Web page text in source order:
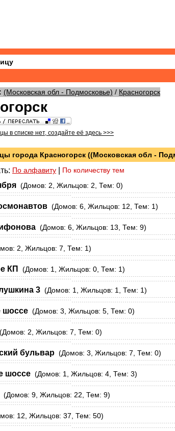
(Московская обл - Подмосковье) / Красногорск
в списке нет, создайте её здесь >>>
города Красногорск ((Московская обл -
По алфавиту По количеству тем
(Домов: 2, Жильцов: 2, Тем: 0)
(Домов: 6, Жильцов: 12, Тем: 1)
(Домов: 6, Жильцов: 13, Тем: 9)
2, Жильцов: 7, Тем: 1)
КП (Домов: 1, Жильцов: 0, Тем: 1)
3 (Домов: 1, Жильцов: 1, Тем: 1)
шоссе (Домов: 3, Жильцов: 5, Тем: 0)
(Домов: 2, Жильцов: 7, Тем: 0)
бульвар (Домов: 3, Жильцов: 7, Тем: 0)
шоссе (Домов: 1, Жильцов: 4, Тем: 3)
(Домов: 9, Жильцов: 22, Тем: 9)
12, Жильцов: 37, Тем: 50)